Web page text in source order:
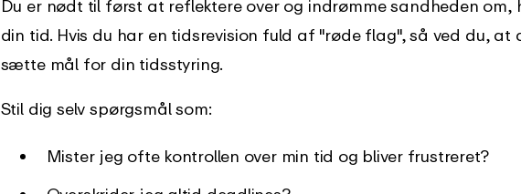
Du er nødt til først at reflektere over og indrømme sandheden om,
din tid. Hvis du har en tidsrevision fuld af "røde flag", så ved du,
sætte mål for din tidsstyring.
Stil dig selv spørgsmål som:
Mister jeg ofte kontrollen over min tid og bliver frustreret?